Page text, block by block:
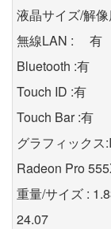
液晶サイズ/解
無線LAN : 有
Bluetooth :有
Touch ID :有
Touch Bar :有
グラフィックス
Radeon Pro
重量/サイズ :
24.07